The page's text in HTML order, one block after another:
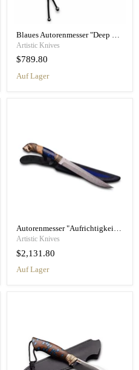
Blaues Autorenmesser "Deep Of The Sea"
Artistic Knives
$789.80
Auf Lager
Autorenmesser "Aufrichtigkeit" Mädchen mit Pferd
Artistic Knives
$2,131.80
Auf Lager